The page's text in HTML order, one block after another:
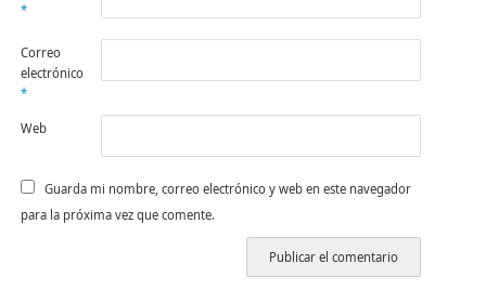
*
Correo
electrónico
*
Web
Guarda mi nombre, correo electrónico y web en este navegador
para la próxima vez que comente.